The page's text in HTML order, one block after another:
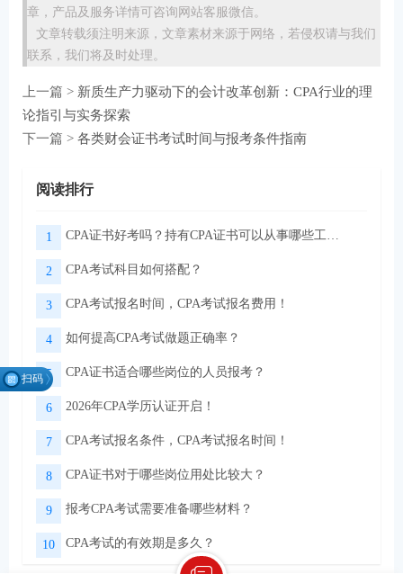
章，产品及服务详情可咨询网站客服微信。
文章转载须注明来源，文章素材来源于网络，若侵权请与我们
联系，我们将及时处理。
上一篇 > 新质生产力驱动下的会计改革创新：CPA行业的理
论指引与实务探索
下一篇 > 各类财会证书考试时间与报考条件指南
阅读排行
1 CPA证书好考吗？持有CPA证书可以从事哪些工作？
2 CPA考试科目如何搭配？
3 CPA考试报名时间，CPA考试报名费用！
4 如何提高CPA考试做题正确率？
5 CPA证书适合哪些岗位的人员报考？
6 2026年CPA学历认证开启！
7 CPA考试报名条件，CPA考试报名时间！
8 CPA证书对于哪些岗位用处比较大？
9 报考CPA考试需要准备哪些材料？
10 CPA考试的有效期是多久？
扫码
微信扫码关注公众号 领取CPA学习资料